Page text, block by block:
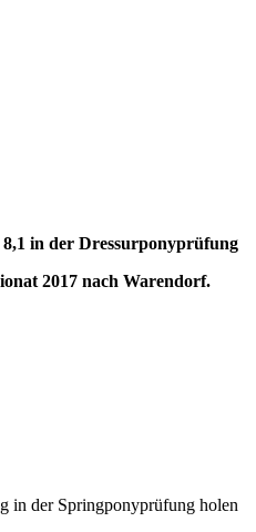
8,1 in der Dressurponyprüfung
2017 nach Warendorf.
in der Springponyprüfung holen